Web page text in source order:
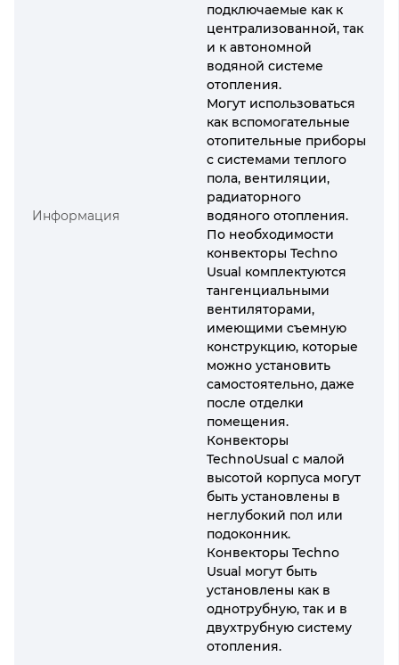
Информация
подключаемые как к
централизованной, так
и к автономной
водяной системе
отопления.
Могут использоваться
как вспомогательные
отопительные приборы
с системами теплого
пола, вентиляции,
радиаторного
водяного отопления.
По необходимости
конвекторы Techno
Usual комплектуются
тангенциальными
вентиляторами,
имеющими съемную
конструкцию, которые
можно установить
самостоятельно, даже
после отделки
помещения.
Конвекторы
TechnoUsual с малой
высотой корпуса могут
быть установлены в
неглубокий пол или
подоконник.
Конвекторы Techno
Usual могут быть
установлены как в
однотрубную, так и в
двухтрубную систему
отопления.